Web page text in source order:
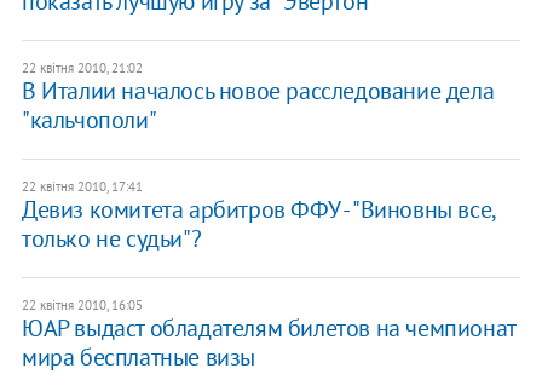
22 квітня 2010, 21:02
В Италии началось новое расследование дела
"кальчополи"
22 квітня 2010, 17:41
Девиз комитета арбитров ФФУ - "Виновны все,
только не судьи"?
22 квітня 2010, 16:05
ЮАР выдаст обладателям билетов на чемпионат
мира бесплатные визы